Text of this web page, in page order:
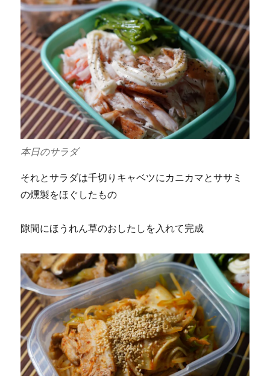
本日のサラダ
それとサラダは千切りキャベツにカニカマとササミ
の燻製をほぐしたもの
隙間にほうれん草のおしたしを入れて完成